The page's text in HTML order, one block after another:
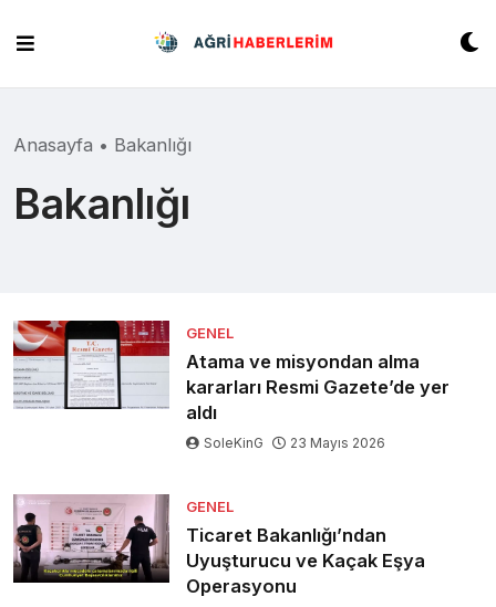
content
Anasayfa • Bakanlığı
Bakanlığı
GENEL
Atama ve misyondan alma
kararları Resmi Gazete’de yer
aldı
SoleKinG 23 Mayıs 2026
GENEL
Ticaret Bakanlığı’ndan
Uyuşturucu ve Kaçak Eşya
Operasyonu